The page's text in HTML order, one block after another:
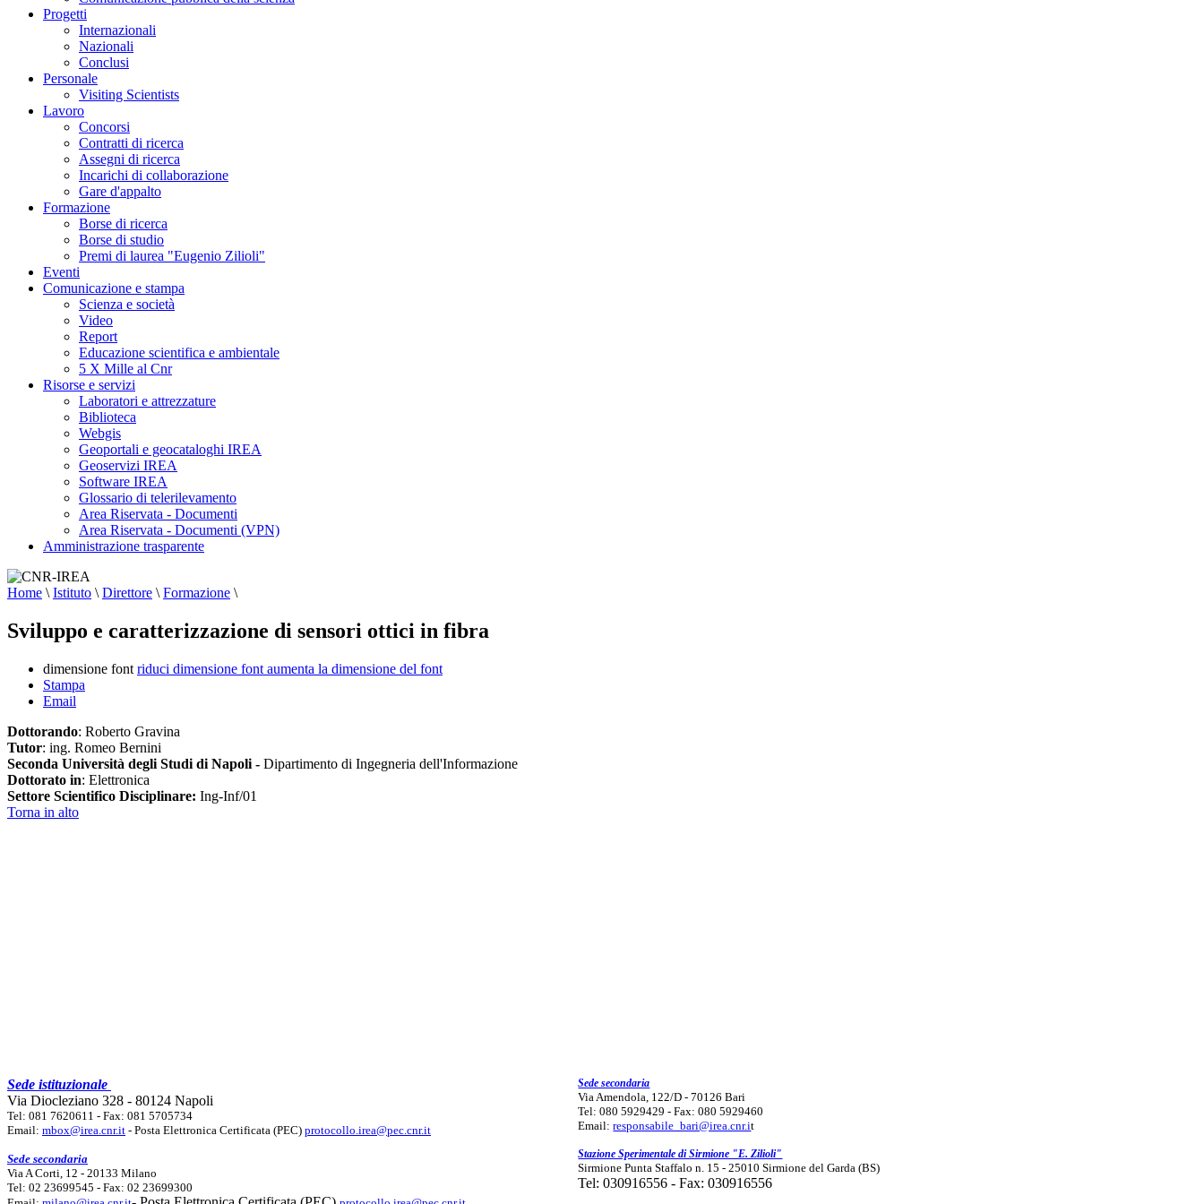
Progetti
Internazionali
Nazionali
Conclusi
Personale
Visiting Scientists
Lavoro
Concorsi
Contratti di ricerca
Assegni di ricerca
Incarichi di collaborazione
Gare d'appalto
Formazione
Borse di ricerca
Borse di studio
Premi di laurea "Eugenio Zilioli"
Eventi
Comunicazione e stampa
Scienza e società
Video
Report
Educazione scientifica e ambientale
5 X Mille al Cnr
Risorse e servizi
Laboratori e attrezzature
Biblioteca
Webgis
Geoportali e geocataloghi IREA
Geoservizi IREA
Software IREA
Glossario di telerilevamento
Area Riservata - Documenti
Area Riservata - Documenti (VPN)
Amministrazione trasparente
Home \ Istituto \ Direttore \ Formazione \
Sviluppo e caratterizzazione di sensori ottici in fibra
dimensione font riduci dimensione font aumenta la dimensione del font
Stampa
Email
Dottorando: Roberto Gravina
Tutor: ing. Romeo Bernini
Seconda Università degli Studi di Napoli - Dipartimento di Ingegneria dell'Informazione
Dottorato in: Elettronica
Settore Scientifico Disciplinare: Ing-Inf/01
Torna in alto
Sede istituzionale
Via Diocleziano 328 - 80124 Napoli
Tel: 081 7620611 - Fax: 081 5705734
Email: mbox@irea.cnr.it - Posta Elettronica Certificata (PEC) protocollo.irea@pec.cnr.it
Sede secondaria
Via A Corti, 12 - 20133 Milano
Tel: 02 23699545 - Fax: 02 23699300
Sede secondaria
Via Amendola, 122/D - 70126 Bari
Tel: 080 5929429 - Fax: 080 5929460
Email:responsabile_bari@irea.cnr.it
Stazione Sperimentale di Sirmione "E. Zilioli"
Sirmione Punta Staffalo n. 15 - 25010 Sirmione del Garda (BS)
Tel: 030916556 - Fax: 030916556